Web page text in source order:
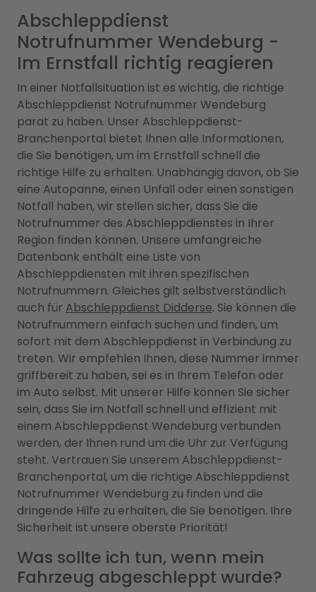
Abschleppdienst
Notrufnummer Wendeburg -
Im Ernstfall richtig reagieren
In einer Notfallsituation ist es wichtig, die richtige
Abschleppdienst Notrufnummer Wendeburg
parat zu haben. Unser Abschleppdienst-
Branchenportal bietet Ihnen alle Informationen,
die Sie benötigen, um im Ernstfall schnell die
richtige Hilfe zu erhalten. Unabhängig davon, ob Sie
eine Autopanne, einen Unfall oder einen sonstigen
Notfall haben, wir stellen sicher, dass Sie die
Notrufnummer des Abschleppdienstes in Ihrer
Region finden können. Unsere umfangreiche
Datenbank enthält eine Liste von
Abschleppdiensten mit ihren spezifischen
Notrufnummern. Gleiches gilt selbstverständlich
auch für Abschleppdienst Didderse. Sie können die
Notrufnummern einfach suchen und finden, um
sofort mit dem Abschleppdienst in Verbindung zu
treten. Wir empfehlen Ihnen, diese Nummer immer
griffbereit zu haben, sei es in Ihrem Telefon oder
im Auto selbst. Mit unserer Hilfe können Sie sicher
sein, dass Sie im Notfall schnell und effizient mit
einem Abschleppdienst Wendeburg verbunden
werden, der Ihnen rund um die Uhr zur Verfügung
steht. Vertrauen Sie unserem Abschleppdienst-
Branchenportal, um die richtige Abschleppdienst
Notrufnummer Wendeburg zu finden und die
dringende Hilfe zu erhalten, die Sie benötigen. Ihre
Sicherheit ist unsere oberste Priorität!
Was sollte ich tun, wenn mein
Fahrzeug abgeschleppt wurde?